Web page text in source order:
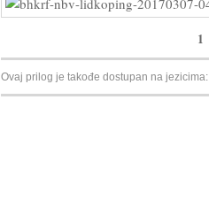
1
Ovaj prilog je takođe dostupan na jezicima: